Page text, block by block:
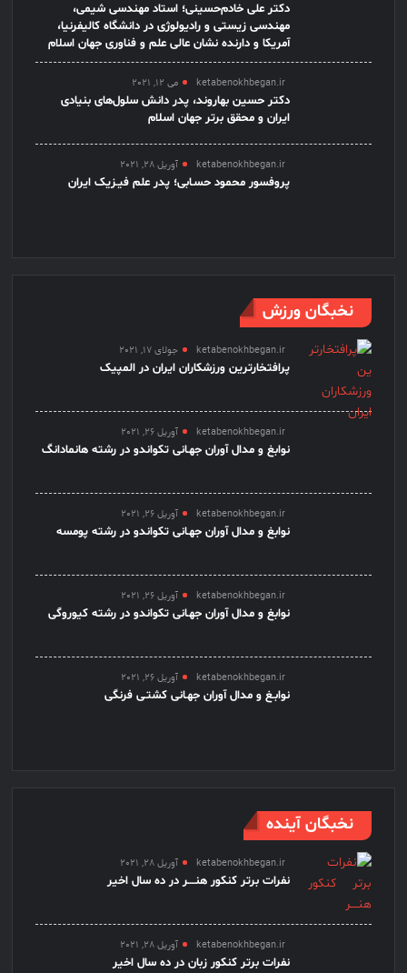
دکتر علی خادم‌حسینی؛ استاد مهندسی شیمی،
مهندسی زیستی و رادیولوژی در دانشگاه کالیفرنیا،
آمریکا و دارنده نشان عالی علم و فناوری جهان اسلام
ketabenokhbegan.ir می 12, 2021
دکتر حسین بهاروند، پدر دانش سلول‌های بنیادی
ایران و محقق برتر جهان اسلام
ketabenokhbegan.ir آوریل 28, 2021
پروفسور محمود حسـابی؛ پدر علم فیـزیک ایران
نخبگان ورزش
ketabenokhbegan.ir جولای 17, 2021
پرافتخارترین ورزشکاران ایران در المپیک
ketabenokhbegan.ir آوریل 26, 2021
نوابغ و مدال آوران جهـانی تکواندو در رشته هانمادانگ
ketabenokhbegan.ir آوریل 26, 2021
نوابغ و مدال آوران جهـانی تکواندو در رشته پومسه
ketabenokhbegan.ir آوریل 26, 2021
نوابغ و مدال آوران جهـانی تکواندو در رشته کیوروگی
ketabenokhbegan.ir آوریل 26, 2021
نوابـغ و مدال آوران جهـانی کشتـی فرنگی
نخبگان آینده
ketabenokhbegan.ir آوریل 28, 2021
نفرات برتر کنکور هنــــر در ده سال اخیر
ketabenokhbegan.ir آوریل 28, 2021
نفرات برتر کنکور زبان در ده سال اخیر